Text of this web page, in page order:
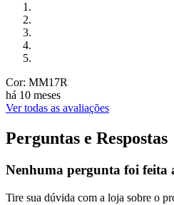
Cor: MM17R
há 10 meses
Ver todas as avaliações
Perguntas e Respostas
Nenhuma pergunta foi feita
Tire sua dúvida com a loja sobre o